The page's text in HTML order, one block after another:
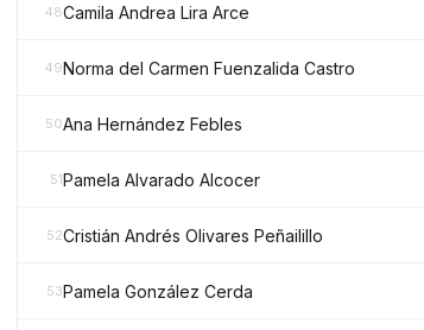
48Camila Andrea Lira Arce
49Norma del Carmen Fuenzalida Castro
50Ana Hernández Febles
51Pamela Alvarado Alcocer
52Cristián Andrés Olivares Peñailillo
53Pamela González Cerda